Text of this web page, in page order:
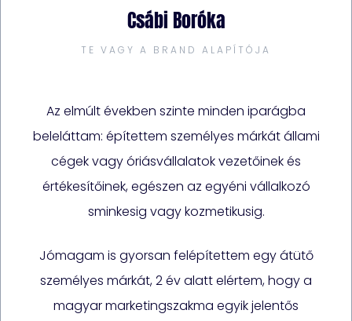
Csábi Boróka
TE VAGY A BRAND ALAPÍTÓJA
Az elmúlt években szinte minden iparágba
beleláttam: építettem személyes márkát állami
cégek vagy óriásvállalatok vezetőinek és
értékesítőinek, egészen az egyéni vállalkozó
sminkesig vagy kozmetikusig.
Jómagam is gyorsan felépítettem egy átütő
személyes márkát, 2 év alatt elértem, hogy a
magyar marketingszakma egyik jelentős